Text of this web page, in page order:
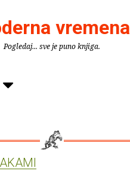
vremena
Pogledaj... sve je puno knjiga.